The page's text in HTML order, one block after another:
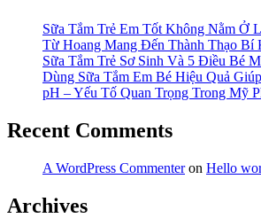
hỗn
hợp
thiên
khô?”
Sữa Tắm Trẻ Em Tốt Không Nằm Ở
Từ Hoang Mang Đến Thành Thạo Bí
Sữa Tắm Trẻ Sơ Sinh Và 5 Điều Bé
Dùng Sữa Tắm Em Bé Hiệu Quả
pH – Yếu Tố Quan Trọng Trong Mỹ
Recent Comments
A WordPress Commenteron Hello
Archives